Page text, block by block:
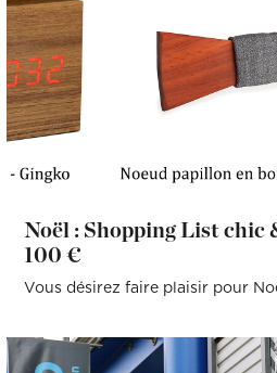
Noël : Shopping List chic
100 €
Vous désirez faire plaisir pour